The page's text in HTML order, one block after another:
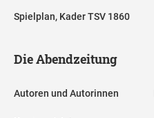
Spielplan, Kader TSV 1860
Die Abendzeitung
Autoren und Autorinnen